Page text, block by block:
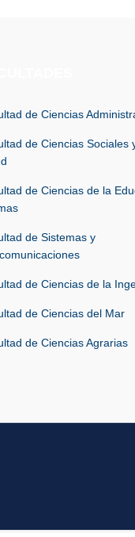
de Ciencias
de Ciencias Sociales
de Ciencias de la
de Sistemas y
de Ciencias de la
de Ciencias del Mar
de Ciencias Agrarias